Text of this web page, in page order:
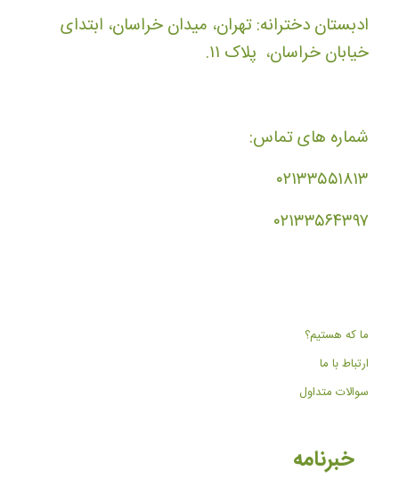
ادبستان دخترانه: تهران، میدان خراسان، ابتدای
خیابان خراسان، پلاک ۱۱.
شماره های تماس:
۰۲۱۳۳۵۵۱۸۱۳
۰۲۱۳۳۵۶۴۳۹۷
ما که هستیم؟
ارتباط با ما
سوالات متداول
خبرنامه